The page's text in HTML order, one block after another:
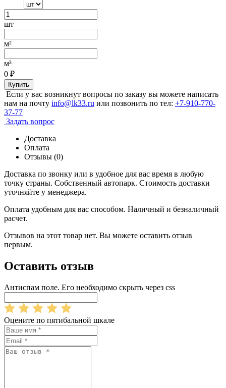
шт
м²
м³
0 ₽
Купить
Если у вас возникнут вопросы по заказу вы можете написать
нам на почту info@lk33.ru или позвонить по тел: +7-910-770-
37-77
Задать вопрос
Доставка
Оплата
Отзывы (0)
Доставка по звонку или в удобное для вас время в любую
точку страны. Собственный автопарк. Стоимость доставки
уточняйте у менеджера.
Оплата удобным для вас способом. Наличный и безналичный
расчет.
Отзывов на этот товар нет. Вы можете оставить отзыв
первым.
Оставить отзыв
Антиспам поле. Его необходимо скрыть через css
Оцените по пятибальной шкале